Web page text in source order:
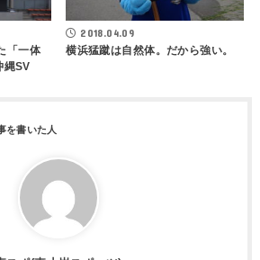
「一体
SV
2018.04.09
横浜猛蹴は自然体。だから強い。